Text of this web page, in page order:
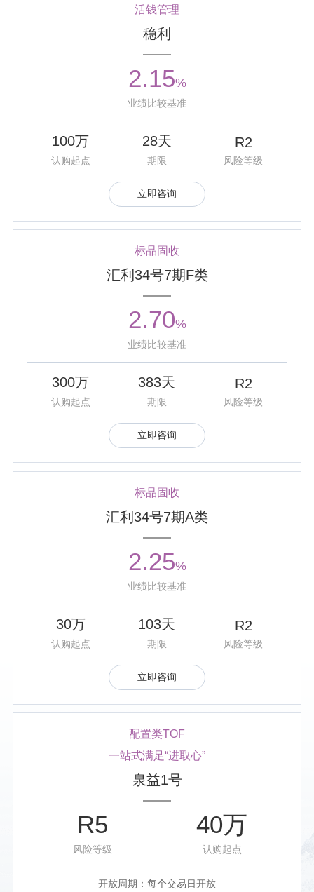
• 公司受托设立“南京交通产业集团有限责任公司2025年度第
一期绿色资产支持票据”，规模2.6亿元。该项目为国内首单
• 10月21-24日，公司组织开展2025年度新员工入职培训。
公司从培训环节设计、课程体系安排、专业多元的授课师资
等方面进行精心组织。此次培训不仅让新员工初步建立了岗
位履职知识框架，更进一步助力新员工对信托文化及企...
• 公司在由国家金融监督管理总局江苏监管局等指导开展
片《消失的信托产品》荣获二等奖。宣传片基于实际信托案
例改编，以案说险强化防范意识，深化信托知识普及...
2025年09月
获“一年期混合类产品金牛奖”。
活钱管理
稳利
2.15%
业绩比较基准
100万
认购起点
28天
期限
R2
风险等级
立即咨询
标品固收
汇利34号7期F类
2.70%
业绩比较基准
300万
认购起点
383天
期限
R2
风险等级
立即咨询
标品固收
汇利34号7期A类
2.25%
业绩比较基准
30万
认购起点
103天
期限
R2
风险等级
立即咨询
配置类TOF
一站式满足“进取心”
泉益1号
R5
风险等级
40万
认购起点
开放周期：每个交易日开放